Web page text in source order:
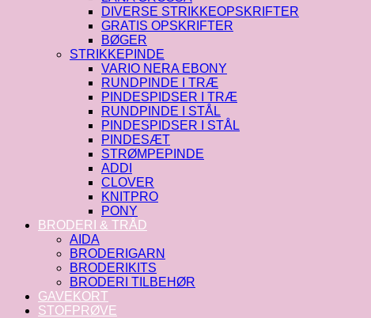
DIVERSE STRIKKEOPSKRIFTER
GRATIS OPSKRIFTER
BØGER
STRIKKEPINDE
VARIO NERA EBONY
RUNDPINDE I TRÆ
PINDESPIDSER I TRÆ
RUNDPINDE I STÅL
PINDESPIDSER I STÅL
PINDESÆT
STRØMPEPINDE
ADDI
CLOVER
KNITPRO
PONY
BRODERI & TRÅD
AIDA
BRODERIGARN
BRODERIKITS
BRODERI TILBEHØR
GAVEKORT
STOFPRØVE